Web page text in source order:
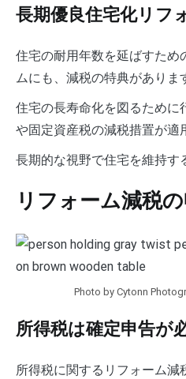
長期優良住宅化リフ
住宅の耐用年数を延ばすため
ムにも、減税の特典がありま
住宅の長寿命化を図るために
や固定資産税の減税措置が適
長期的な視野で住宅を維持す
リフォーム減税
Photo by Cytonn
所得税は確定申告が
所得税に関するリフォーム減